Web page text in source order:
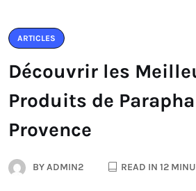
ARTICLES
Découvrir les
Produits de
Provence
BYADMIN2 READ IN 12